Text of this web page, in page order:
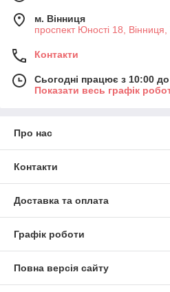
м. Вінниця
проспект Юності 18, Вінниця,
Контакти
Сьогодні працює з 10:00
Показати весь графік
Про нас
Контакти
Доставка та оплата
Графік роботи
Повна версія сайту